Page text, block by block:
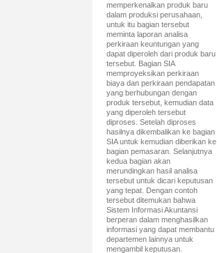
memperkenalkan produk baru
dalam produksi perusahaan,
untuk itu bagian tersebut
meminta laporan analisa
perkiraan keuntungan yang
dapat diperoleh dari produk baru
tersebut. Bagian SIA
memproyeksikan perkiraan
biaya dan perkiraan pendapatan
yang berhubungan dengan
produk tersebut, kemudian data
yang diperoleh tersebut
diproses. Setelah diproses
hasilnya dikembalikan ke bagian
SIA untuk kemudian diberikan ke
bagian pemasaran. Selanjutnya
kedua bagian akan
merundingkan hasil analisa
tersebut untuk dicari keputusan
yang tepat. Dengan contoh
tersebut ditemukan bahwa
Sistem Informasi Akuntansi
berperan dalam menghasilkan
informasi yang dapat membantu
departemen lainnya untuk
mengambil keputusan.